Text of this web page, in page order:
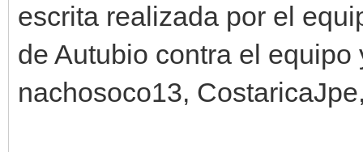
escrita realizada por el
de Autubio contra el
nachosoco13,